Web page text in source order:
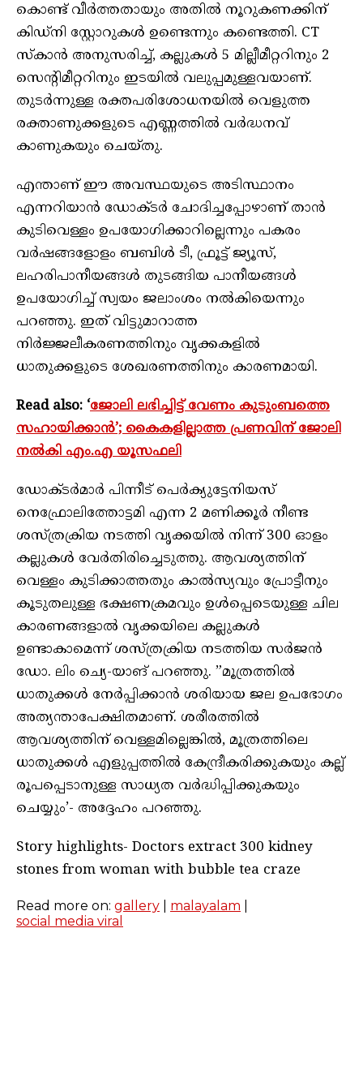
കൊണ്ട് വീർത്തതായും അതിൽ നൂറുകണക്കിന്
കിഡ്നി സ്റ്റോറുകൾ ഉണ്ടെന്നും കണ്ടെത്തി. CT
സ്കാൻ അനുസരിച്ച്, കല്ലുകൾ 5 മില്ലീമീറ്ററിനും 2
സെന്റിമീറ്ററിനും ഇടയിൽ വലുപ്പമുള്ളവയാണ്.
തുടർന്നുള്ള രക്തപരിശോധനയിൽ വെളുത്ത
രക്താണുക്കളുടെ എണ്ണത്തിൽ വർദ്ധനവ്
കാണുകയും ചെയ്തു.
എന്താണ് ഈ അവസ്ഥയുടെ അടിസ്ഥാനം
എന്നറിയാൻ ഡോക്ടർ ചോദിച്ചപ്പോഴാണ് താൻ
കുടിവെള്ളം ഉപയോഗിക്കാറില്ലെന്നും പകരം
വർഷങ്ങളോളം ബബിൾ ടീ, ഫ്രൂട്ട് ജ്യൂസ്,
ലഹരിപാനീയങ്ങൾ തുടങ്ങിയ പാനീയങ്ങൾ
ഉപയോഗിച്ച് സ്വയം ജലാംശം നൽകിയെന്നും
പറഞ്ഞു. ഇത് വിട്ടുമാറാത്ത
നിർജ്ജലീകരണത്തിനും വൃക്കകളിൽ
ധാതുക്കളുടെ ശേഖരണത്തിനും കാരണമായി.
Read also: ‘ജോലി ലഭിച്ചിട്ട് വേണം കുടുംബത്തെ
സഹായിക്കാന്‍’; കൈകളില്ലാത്ത പ്രണവിന് ജോലി
നല്‍കി എം.എ യൂസഫലി
ഡോക്ടർമാർ പിന്നീട് പെർക്യുട്ടേനിയസ്
നെഫ്രോലിത്തോട്ടമി എന്ന 2 മണിക്കൂർ നീണ്ട
ശസ്ത്രക്രിയ നടത്തി വൃക്കയിൽ നിന്ന് 300 ഓളം
കല്ലുകൾ വേർതിരിച്ചെടുത്തു. ആവശ്യത്തിന്
വെള്ളം കുടിക്കാത്തതും കാൽസ്യവും പ്രോട്ടീനും
കൂടുതലുള്ള ഭക്ഷണക്രമവും ഉൾപ്പെടെയുള്ള ചില
കാരണങ്ങളാൽ വൃക്കയിലെ കല്ലുകൾ
ഉണ്ടാകാമെന്ന് ശസ്ത്രക്രിയ നടത്തിയ സർജൻ
ഡോ. ലിം ച്യെ-യാങ് പറഞ്ഞു. ”മൂത്രത്തിൽ
ധാതുക്കൾ നേർപ്പിക്കാൻ ശരിയായ ജല ഉപഭോഗം
അത്യന്താപേക്ഷിതമാണ്. ശരീരത്തിൽ
ആവശ്യത്തിന് വെള്ളമില്ലെങ്കിൽ, മൂത്രത്തിലെ
ധാതുക്കൾ എളുപ്പത്തിൽ കേന്ദ്രീകരിക്കുകയും കല്ല്
രൂപപ്പെടാനുള്ള സാധ്യത വർദ്ധിപ്പിക്കുകയും
ചെയ്യും’- അദ്ദേഹം പറഞ്ഞു.
Story highlights- Doctors extract 300 kidney
stones from woman with bubble tea craze
Read more on: gallery malayalam
social media viral